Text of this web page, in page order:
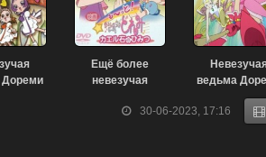
30-06-2023, 17:16
Ещё более
невезучая
Секрет
ведьма
[ТВ-1]